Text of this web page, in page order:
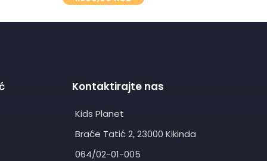
Kontaktirajte nas
Kids Planet
Braće Tatić 2, 23000 Kikinda
064/02-01-005